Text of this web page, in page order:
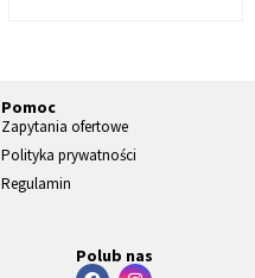
Pomoc
Zapytania ofertowe
Polityka prywatności
Regulamin
Polub nas